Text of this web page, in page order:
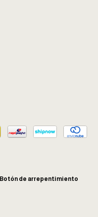
Botón de arrepentimiento